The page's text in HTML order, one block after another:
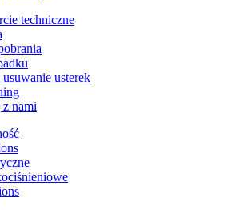
techniczne
usterek
z nami